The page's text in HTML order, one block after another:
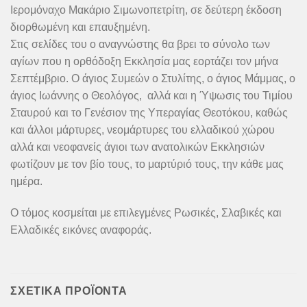
Ιερομόναχο Μακάριο Σιμωνοπετρίτη, σε δεύτερη έκδοση
διορθωμένη και επαυξημένη.
Στις σελίδες του ο αναγνώστης θα βρει το σύνολο των
αγίων που η ορθόδοξη Εκκλησία μας εορτάζει τον μήνα
Σεπτέμβριο. Ο άγιος Συμεών ο Στυλίτης, ο άγιος Μάμμας, ο
άγιος Ιωάννης ο Θεολόγος, αλλά και η Ύψωσις του Τιμίου
Σταυρού και το Γενέσιον της Υπεραγίας Θεοτόκου, καθώς
και άλλοι μάρτυρες, νεομάρτυρες του ελλαδικού χώρου
αλλά και νεοφανείς άγιοι των ανατολικών Εκκλησιών
φωτίζουν με τον βίο τους, το μαρτύριό τους, την κάθε μας
ημέρα.
Ο τόμος κοσμείται με επιλεγμένες Ρωσικές, Σλαβικές και
Ελλαδικές εικόνες αναφοράς.
ΣΧΕΤΙΚΆ ΠΡΟΪΌΝΤΑ